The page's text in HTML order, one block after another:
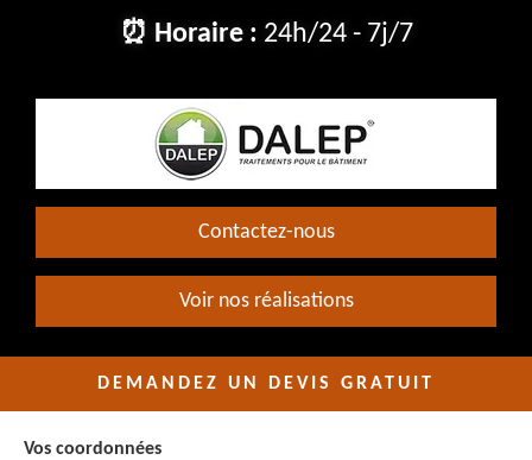
⏰ Horaire : 24h/24 - 7j/7
Contactez-nous
Voir nos réalisations
DEMANDEZ UN DEVIS GRATUIT
Vos coordonnées